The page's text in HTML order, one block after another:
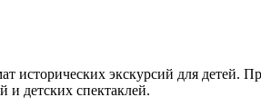
исторических экскурсий для
и детских спектаклей.